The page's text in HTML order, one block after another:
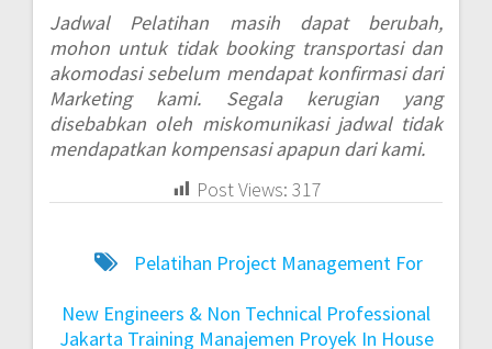
Jadwal Pelatihan masih dapat berubah,
mohon untuk tidak booking transportasi dan
akomodasi sebelum mendapat konfirmasi dari
Marketing kami. Segala kerugian yang
disebabkan oleh miskomunikasi jadwal tidak
mendapatkan kompensasi apapun dari kami.
Post Views: 317
Pelatihan Project Management For
New Engineers & Non Technical Professional
Jakarta Training Manajemen Proyek In House